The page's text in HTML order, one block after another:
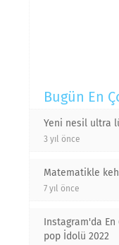
Bugün En
Yeni nesil ultra
3 yıl önce
Matematikle
7 yıl önce
Instagram'da En
pop İdolü 2022